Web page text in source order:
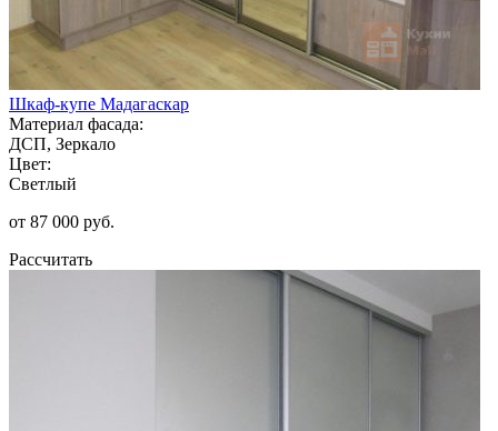
Шкаф-купе Мадагаскар
Материал фасада:
ДСП, Зеркало
Цвет:
Светлый
от 87 000 руб.
Рассчитать